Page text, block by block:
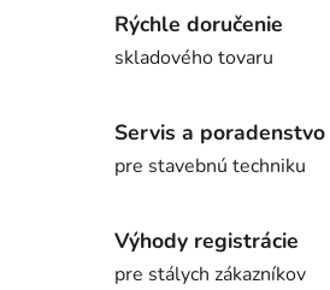
Rýchle doručenie
skladového tovaru
Servis a poradenstvo
pre stavebnú techniku
Výhody registrácie
pre stálych zákazníkov